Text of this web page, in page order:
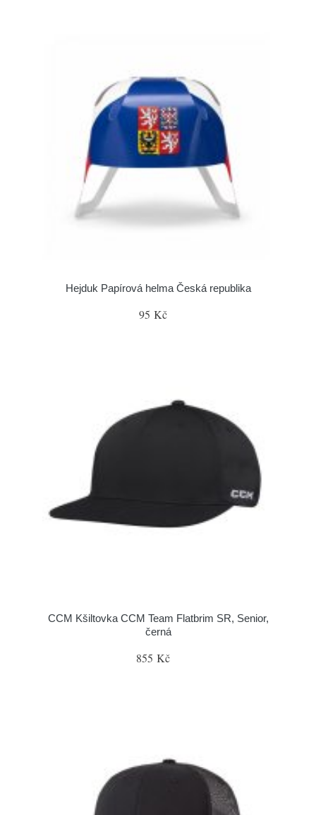
Hejduk Papírová helma Česká republika
95 Kč
CCM Kšiltovka CCM Team Flatbrim SR, Senior,
černá
855 Kč